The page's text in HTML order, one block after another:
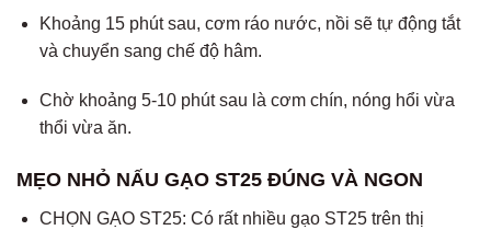
Khoảng 15 phút sau, cơm ráo nước, nồi sẽ tự động tắt
và chuyển sang chế độ hâm.
Chờ khoảng 5-10 phút sau là cơm chín, nóng hổi vừa
thổi vừa ăn.
MẸO NHỎ NẤU GẠO ST25 ĐÚNG VÀ NGON
CHỌN GẠO ST25: Có rất nhiều gạo ST25 trên thị